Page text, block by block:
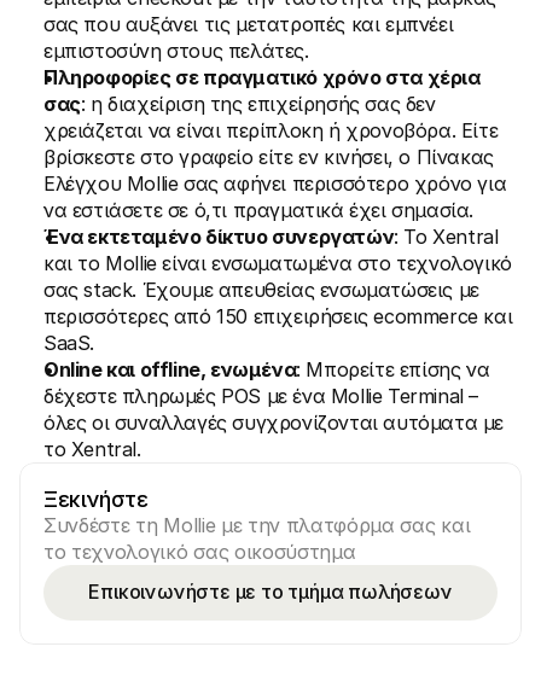
σας που αυξάνει τις μετατροπές και εμπνέει
εμπιστοσύνη στους πελάτες.
Πληροφορίες σε πραγματικό χρόνο στα χέρια
σας: η διαχείριση της επιχείρησής σας δεν
χρειάζεται να είναι περίπλοκη ή χρονοβόρα. Είτε
βρίσκεστε στο γραφείο είτε εν κινήσει, ο Πίνακας
Ελέγχου Mollie σας αφήνει περισσότερο χρόνο για
να εστιάσετε σε ό,τι πραγματικά έχει σημασία.
Ένα εκτεταμένο δίκτυο συνεργατών: Το Xentral
και το Mollie είναι ενσωματωμένα στο τεχνολογικό
σας stack. Έχουμε απευθείας ενσωματώσεις με
περισσότερες από 150 επιχειρήσεις ecommerce και
SaaS.
Online και offline, ενωμένα: Μπορείτε επίσης να
δέχεστε πληρωμές POS με ένα Mollie Terminal –
όλες οι συναλλαγές συγχρονίζονται αυτόματα με
το Xentral.
Ξεκινήστε
Συνδέστε τη Mollie με την πλατφόρμα σας και
το τεχνολογικό σας οικοσύστημα
Επικοινωνήστε με το τμήμα πωλήσεων